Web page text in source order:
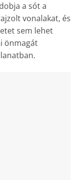
a sót a
vonalakat, és
sem lehet
önmagát